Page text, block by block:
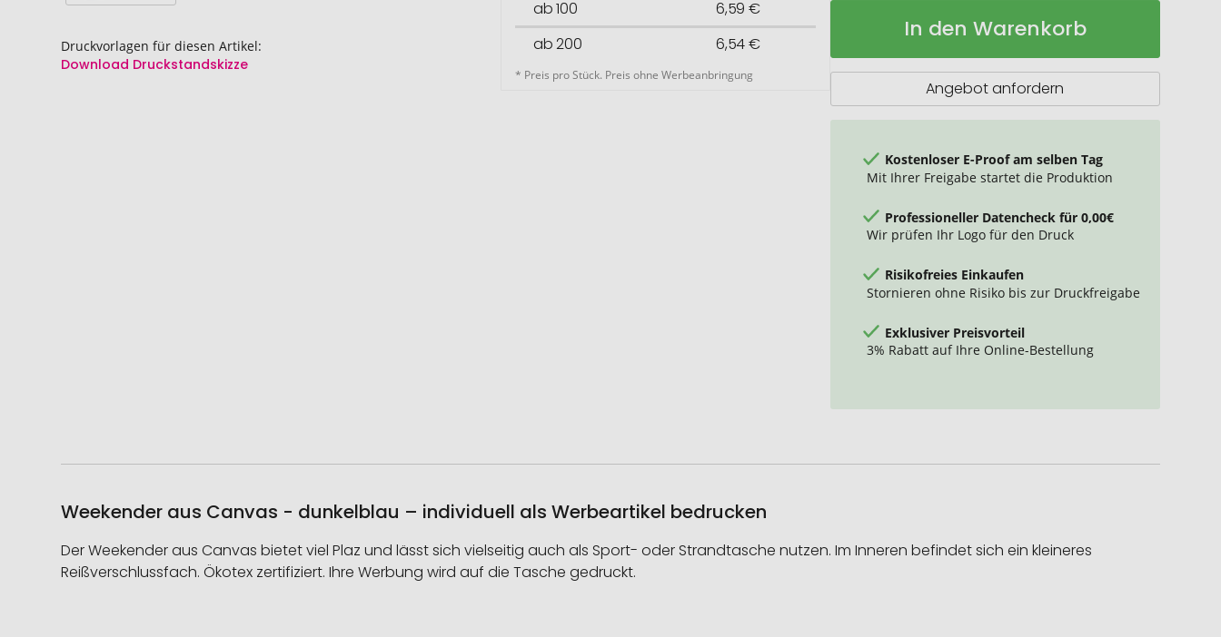
Druckvorlagen für diesen Artikel:
Download Druckstandskizze
ab 100
6,59 €
ab 200
6,54 €
* Preis pro Stück. Preis ohne Werbeanbringung
Weekender
Auf
In den Warenkorb
Angebot anfordern
Kostenloser E-Proof am selben Tag
Mit Ihrer Freigabe startet die Produktion
Professioneller Datencheck für 0,00€
Wir prüfen Ihr Logo für den Druck
Risikofreies Einkaufen
Stornieren ohne Risiko bis zur Druckfreigabe
Exklusiver Preisvorteil
3% Rabatt auf Ihre Online-Bestellung
Weekender aus Canvas - dunkelblau – individuell als Werbeartikel bedrucken
Der Weekender aus Canvas bietet viel Plaz und lässt sich vielseitig auch als Sport- oder Strandtasche nutzen. Im Inneren befindet sich ein kleineres
Reißverschlussfach. Ökotex zertifiziert. Ihre Werbung wird auf die Tasche gedruckt.